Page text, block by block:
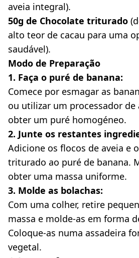
aveia integral).
50g de Chocolate triturado
alto teor de cacau para uma
saudável).
Modo de Preparação
1. Faça o puré de banana:
Comece por esmagar as
ou utilizar um processador
obter um puré homogéneo.
2. Junte os restantes
Adicione os flocos de aveia e
triturado ao puré de banana.
obter uma massa uniforme.
3. Molde as bolachas:
Com uma colher, retire
massa e molde-as em forma
Coloque-as numa assadeira
vegetal.